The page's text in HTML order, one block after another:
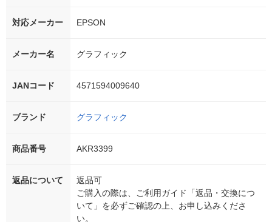
対応メーカー EPSON
メーカー名 グラフィック
JANコード 4571594009640
ブランド グラフィック
商品番号 AKR3399
返品について
返品可
ご購入の際は、ご利用ガイド「返品・交換につ
いて」を必ずご確認の上、お申し込みくださ
い。